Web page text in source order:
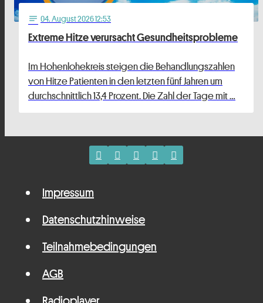
notes 04. August 2026 12:53
Extreme Hitze verursacht Gesundheitsprobleme
Im Hohenlohekreis steigen die Behandlungszahlen
von Hitze Patienten in den letzten fünf Jahren um
durchschnittlich 13,4 Prozent. Die Zahl der Tage mit …
Impressum
Datenschutzhinweise
Teilnahmebedingungen
AGB